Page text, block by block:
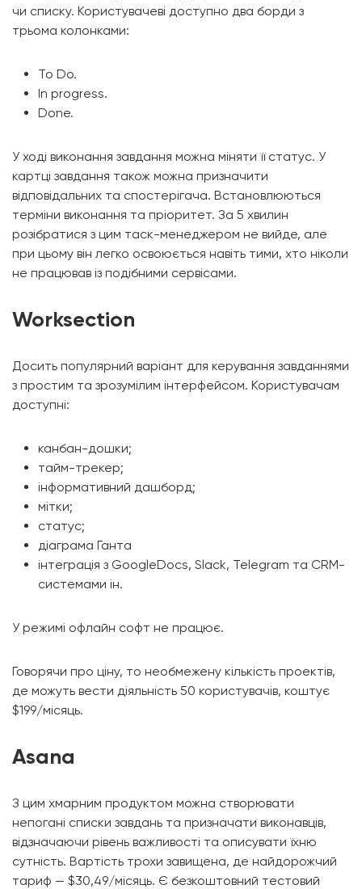
чи списку. Користувачеві доступно два борди з
трьома колонками:
To Do.
In progress.
Done.
У ході виконання завдання можна міняти її статус. У
картці завдання також можна призначити
відповідальних та спостерігача. Встановлюються
терміни виконання та пріоритет. За 5 хвилин
розібратися з цим таск-менеджером не вийде, але
при цьому він легко освоюється навіть тими, хто ніколи
не працював із подібними сервісами.
Worksection
Досить популярний варіант для керування завданнями
з простим та зрозумілим інтерфейсом. Користувачам
доступні:
канбан-дошки;
тайм-трекер;
інформативний дашборд;
мітки;
статус;
діаграма Ганта
інтеграція з GoogleDocs, Slack, Telegram та CRM-
системами ін.
У режимі офлайн софт не працює.
Говорячи про ціну, то необмежену кількість проектів,
де можуть вести діяльність 50 користувачів, коштує
$199/місяць.
Asana
З цим хмарним продуктом можна створювати
непогані списки завдань та призначати виконавців,
відзначаючи рівень важливості та описувати їхню
сутність. Вартість трохи завищена, де найдорожчий
тариф — $30,49/місяць. Є безкоштовний тестовий